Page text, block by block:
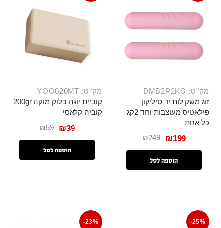
מק"ט: DMB2P2KG
זוג משקולות יד סיליקון
פילאטיס מעוצבות ורוד 2קג
כל אחת
₪249 ₪199
הוספה לסל
מק"ט: YOG020MT
קוביית יוגה בלוק מוקה 200gr
קוביה קלאסי
₪59 ₪39
הוספה לסל
-25%
-23%